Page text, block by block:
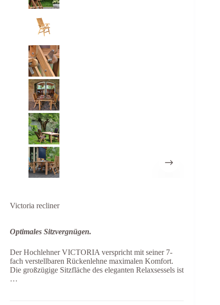
Victoria recliner
Optimales Sitzvergnügen.
Der Hochlehner VICTORIA verspricht mit seiner 7-
fach verstellbaren Rückenlehne maximalen Komfort.
Die großzügige Sitzfläche des eleganten Relaxsessels ist
…